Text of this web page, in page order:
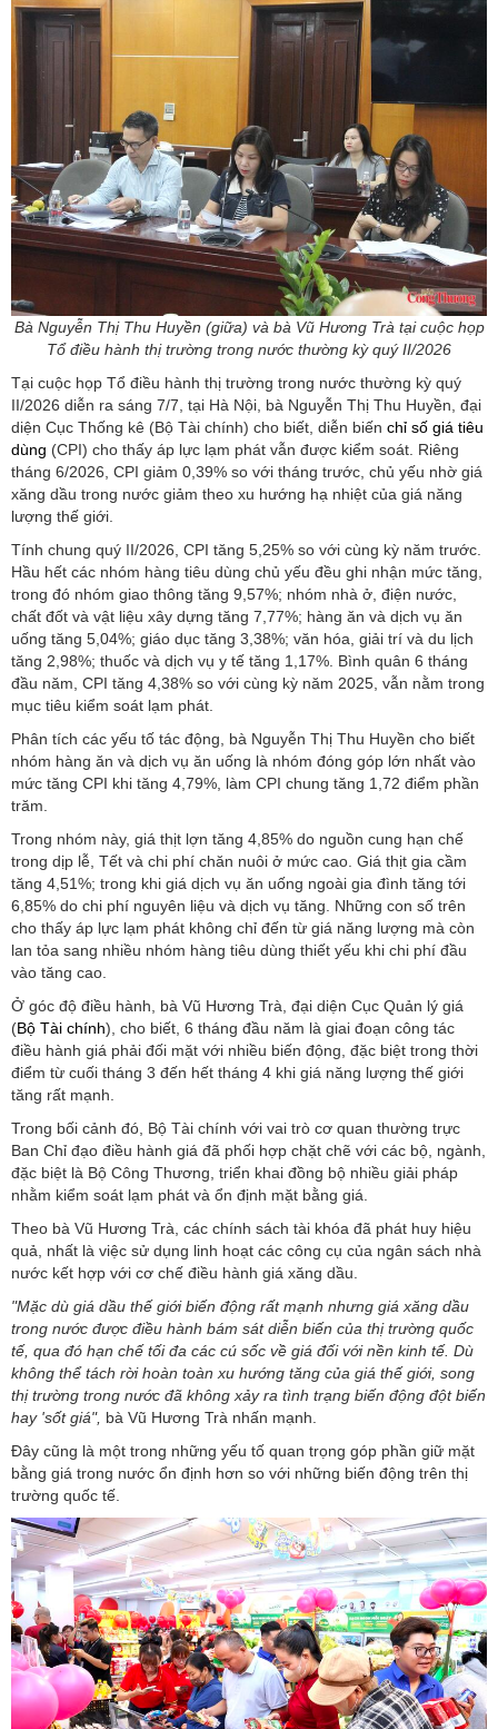
Bà Nguyễn Thị Thu Huyền (giữa) và bà Vũ Hương Trà tại cuộc họp
Tổ điều hành thị trường trong nước thường kỳ quý II/2026
Tại cuộc họp Tổ điều hành thị trường trong nước thường kỳ quý
II/2026 diễn ra sáng 7/7, tại Hà Nội, bà Nguyễn Thị Thu Huyền, đại
diện Cục Thống kê (Bộ Tài chính) cho biết, diễn biến chỉ số giá tiêu
dùng (CPI) cho thấy áp lực lạm phát vẫn được kiểm soát. Riêng
tháng 6/2026, CPI giảm 0,39% so với tháng trước, chủ yếu nhờ giá
xăng dầu trong nước giảm theo xu hướng hạ nhiệt của giá năng
lượng thế giới.
Tính chung quý II/2026, CPI tăng 5,25% so với cùng kỳ năm trước.
Hầu hết các nhóm hàng tiêu dùng chủ yếu đều ghi nhận mức tăng,
trong đó nhóm giao thông tăng 9,57%; nhóm nhà ở, điện nước,
chất đốt và vật liệu xây dựng tăng 7,77%; hàng ăn và dịch vụ ăn
uống tăng 5,04%; giáo dục tăng 3,38%; văn hóa, giải trí và du lịch
tăng 2,98%; thuốc và dịch vụ y tế tăng 1,17%. Bình quân 6 tháng
đầu năm, CPI tăng 4,38% so với cùng kỳ năm 2025, vẫn nằm trong
mục tiêu kiểm soát lạm phát.
Phân tích các yếu tố tác động, bà Nguyễn Thị Thu Huyền cho biết
nhóm hàng ăn và dịch vụ ăn uống là nhóm đóng góp lớn nhất vào
mức tăng CPI khi tăng 4,79%, làm CPI chung tăng 1,72 điểm phần
trăm.
Trong nhóm này, giá thịt lợn tăng 4,85% do nguồn cung hạn chế
trong dịp lễ, Tết và chi phí chăn nuôi ở mức cao. Giá thịt gia cầm
tăng 4,51%; trong khi giá dịch vụ ăn uống ngoài gia đình tăng tới
6,85% do chi phí nguyên liệu và dịch vụ tăng. Những con số trên
cho thấy áp lực lạm phát không chỉ đến từ giá năng lượng mà còn
lan tỏa sang nhiều nhóm hàng tiêu dùng thiết yếu khi chi phí đầu
vào tăng cao.
Ở góc độ điều hành, bà Vũ Hương Trà, đại diện Cục Quản lý giá
(Bộ Tài chính), cho biết, 6 tháng đầu năm là giai đoạn công tác
điều hành giá phải đối mặt với nhiều biến động, đặc biệt trong thời
điểm từ cuối tháng 3 đến hết tháng 4 khi giá năng lượng thế giới
tăng rất mạnh.
Trong bối cảnh đó, Bộ Tài chính với vai trò cơ quan thường trực
Ban Chỉ đạo điều hành giá đã phối hợp chặt chẽ với các bộ, ngành,
đặc biệt là Bộ Công Thương, triển khai đồng bộ nhiều giải pháp
nhằm kiểm soát lạm phát và ổn định mặt bằng giá.
Theo bà Vũ Hương Trà, các chính sách tài khóa đã phát huy hiệu
quả, nhất là việc sử dụng linh hoạt các công cụ của ngân sách nhà
nước kết hợp với cơ chế điều hành giá xăng dầu.
"Mặc dù giá dầu thế giới biến động rất mạnh nhưng giá xăng dầu
trong nước được điều hành bám sát diễn biến của thị trường quốc
tế, qua đó hạn chế tối đa các cú sốc về giá đối với nền kinh tế. Dù
không thể tách rời hoàn toàn xu hướng tăng của giá thế giới, song
thị trường trong nước đã không xảy ra tình trạng biến động đột biến
hay 'sốt giá", bà Vũ Hương Trà nhấn mạnh.
Đây cũng là một trong những yếu tố quan trọng góp phần giữ mặt
bằng giá trong nước ổn định hơn so với những biến động trên thị
trường quốc tế.